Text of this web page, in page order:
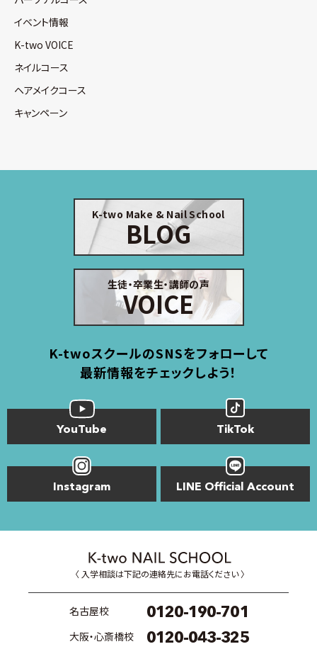
イベント情報
K-two VOICE
ネイルコース
ヘアメイクコース
キャンペーン
K-two Make & Nail School
BLOG
生徒・卒業生・講師の声
VOICE
K-twoスクールのSNSをフォローして
最新情報をチェックしよう！
YouTube TikTok
Instagram LINE Official Account
〈 入学相談は下記の連絡先にお電話ください 〉
名古屋校 0120-190-701
大阪・心斎橋校 0120-043-325